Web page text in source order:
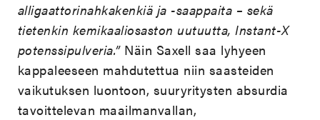
alligaattorinahkakenkiä ja -saappaita – sekä
tietenkin kemikaaliosaston uutuutta, Instant-X
potenssipulveria.”Näin Saxell saa lyhyeen
kappaleeseen mahdutettua niin saasteiden
vaikutuksen luontoon, suuryritysten absurdia
tavoittelevan maailmanvallan,